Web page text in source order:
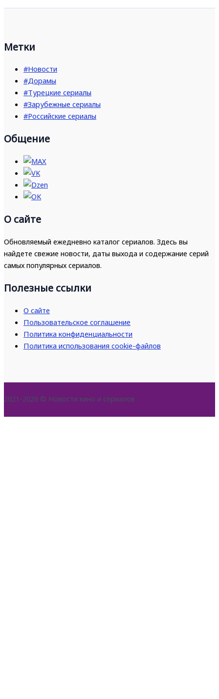
Метки
#Новости
#Дорамы
#Турецкие сериалы
#Зарубежные сериалы
#Российские сериалы
Общение
О сайте
Обновляемый ежедневно каталог сериалов. Здесь вы
найдете свежие новости, даты выхода и содержание серий
самых популярных сериалов.
Полезные ссылки
О сайте
Пользовательское соглашение
Политика конфиденциальности
Политика использования cookie-файлов
2021-2026 © Новости кино и сериалов